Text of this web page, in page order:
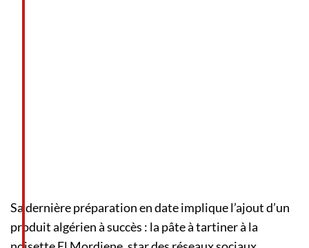
Sa dernière préparation en date implique l’ajout d’un
produit algérien à succès : la pâte à tartiner à la